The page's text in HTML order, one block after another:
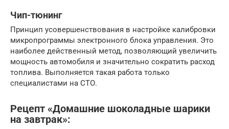
Чип-тюнинг
Принцип усовершенствования в настройке калибровки
микропрограммы электронного блока управления. Это
наиболее действенный метод, позволяющий увеличить
мощность автомобиля и значительно сократить расход
топлива. Выполняется такая работа только
специалистами на СТО.
Рецепт «Домашние шоколадные шарики
на завтрак»: